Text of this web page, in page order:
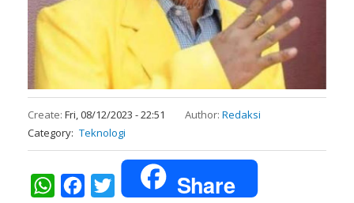
Create: Fri, 08/12/2023 - 22:51 Author: Redaksi
Category Teknologi
WhatsAppFacebookTwitter Share